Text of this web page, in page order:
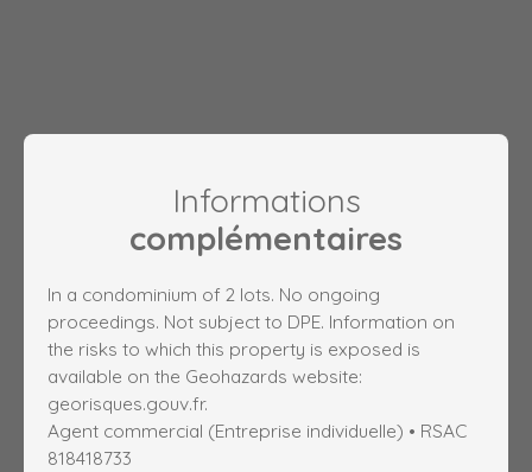
Informations
complémentaires
In a condominium of 2 lots. No ongoing
proceedings. Not subject to DPE. Information on
the risks to which this property is exposed is
available on the Geohazards website:
georisques.gouv.fr.
Agent commercial (Entreprise individuelle) • RSAC
818418733